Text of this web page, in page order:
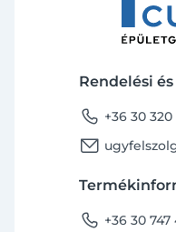
Rendelési
phone +36 30
email
phone +36 30 747